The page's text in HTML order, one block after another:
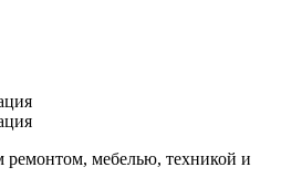
мебелью, техникой и